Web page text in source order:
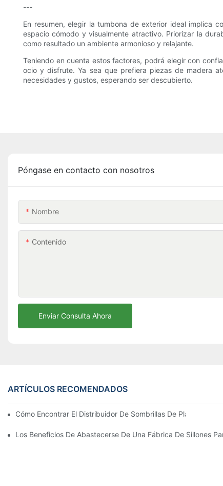
---
En resumen, elegir la tumbona de exterior ideal implica
espacio cómodo y visualmente atractivo. Priorizar la
como resultado un ambiente armonioso y relajante.
Teniendo en cuenta estos factores, podrá elegir con
ocio y disfrute. Ya sea que prefiera piezas de madera
necesidades y gustos, esperando ser descubierto.
Póngase en contacto con nosotros
Nombre
Contenido
Enviar Consulta Ahora
ARTÍCULOS RECOMENDADOS
Cómo Encontrar El Distribuidor De Sombrillas De Playa
Los Beneficios De Abastecerse De Una Fábrica De Sillones